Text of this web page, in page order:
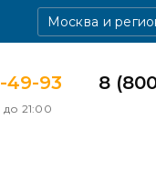
Москва и
49-93
21:00
8